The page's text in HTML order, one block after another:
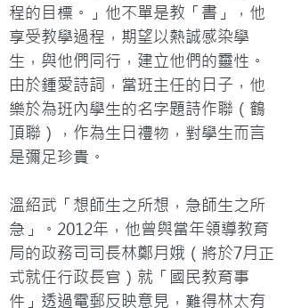
程的目標。」他不單是教「書」，他
享受教學過程，期望以熱誠感染學
生，與他們同行，建立他們的靈性。
由於鍾愛詩詞，當班主任的日子，他
樂於為班內學生的名字題詩作聯（鶴
頂聯），作為生日禮物，對學生而言
是彌足珍貴。
溫紹武「想師生之所想，急師生之所
急」。2012年，他曾與當年領導教育
局的政務司司長林鄭月娥（將於7月正
式就任行政長官）就「國民教育事
件」透過電郵反映意見，難得林太有